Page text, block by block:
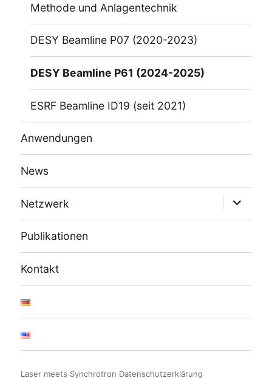
Methode und Anlagentechnik
DESY Beamline P07 (2020-2023)
DESY Beamline P61 (2024-2025)
ESRF Beamline ID19 (seit 2021)
Anwendungen
News
Netzwerk
öffnen
Publikationen
Kontakt
Laser meets Synchrotron Datenschutzerklärung